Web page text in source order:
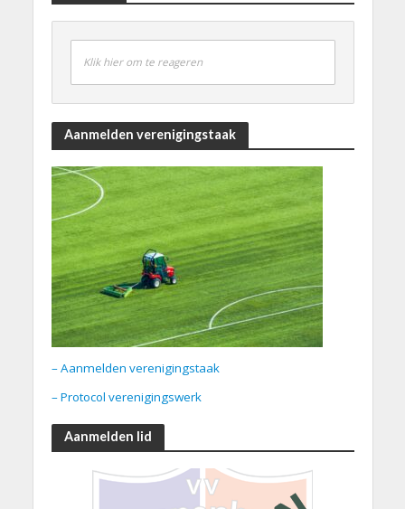
Klik hier om te reageren
Aanmelden verenigingstaak
– Aanmelden verenigingstaak
– Protocol verenigingswerk
Aanmelden lid